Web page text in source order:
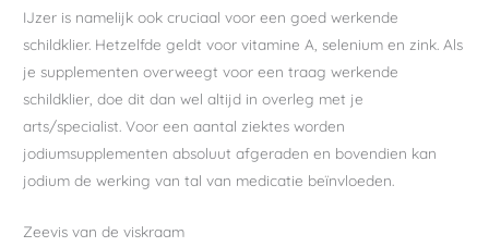
IJzer is namelijk ook cruciaal voor een goed werkende
schildklier. Hetzelfde geldt voor vitamine A, selenium en zink. Als
je supplementen overweegt voor een traag werkende
schildklier, doe dit dan wel altijd in overleg met je
arts/specialist. Voor een aantal ziektes worden
jodiumsupplementen absoluut afgeraden en bovendien kan
jodium de werking van tal van medicatie beïnvloeden.
Zeevis van de viskraam